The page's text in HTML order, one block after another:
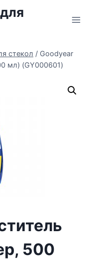
стекол / Goodyear
мл) (GY000601)
500